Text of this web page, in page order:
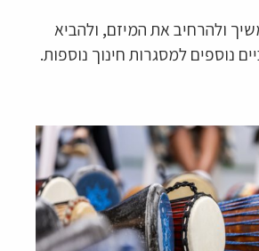
ולהרחיב את המיזם, ולהביא
נוספים למסגרות חינוך נוספות.